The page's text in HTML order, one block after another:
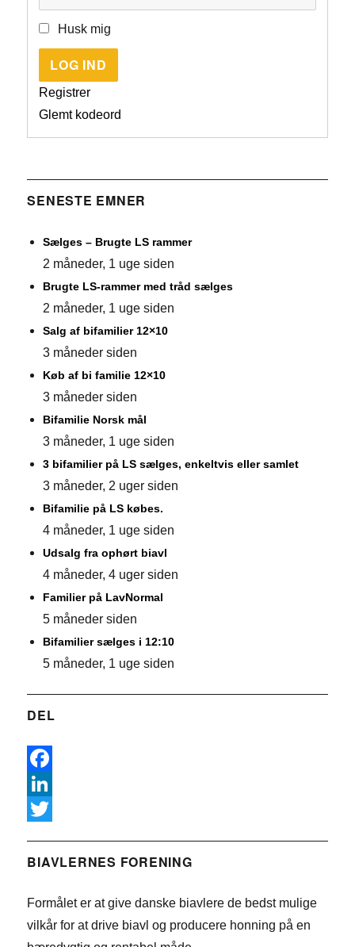
Husk mig
LOG IND
Registrer
Glemt kodeord
SENESTE EMNER
Sælges – Brugte LS rammer
2 måneder, 1 uge siden
Brugte LS-rammer med tråd sælges
2 måneder, 1 uge siden
Salg af bifamilier 12×10
3 måneder siden
Køb af bi familie 12×10
3 måneder siden
Bifamilie Norsk mål
3 måneder, 1 uge siden
3 bifamilier på LS sælges, enkeltvis eller samlet
3 måneder, 2 uger siden
Bifamilie på LS købes.
4 måneder, 1 uge siden
Udsalg fra ophørt biavl
4 måneder, 4 uger siden
Familier på LavNormal
5 måneder siden
Bifamilier sælges i 12:10
5 måneder, 1 uge siden
DEL
F
a
e
o
L
n
e
w
t
BIAVLERNES FORENING
Formålet er at give danske biavlere de bedst mulige
vilkår for at drive biavl og producere honning på en